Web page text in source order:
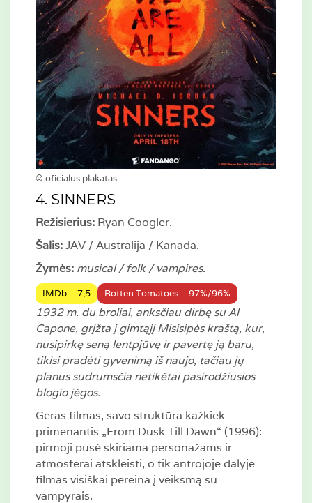
© oficialus plakatas
4. SINNERS
Režisierius:Ryan Coogler.
Šalis:JAV / Australija / Kanada.
Žymės: musical / folk / vampires.
IMDb – 7,5 Rotten Tomatoes – 97%/96%
1932 m. du broliai, anksčiau dirbę su Al
Capone, grįžta į gimtąjį Misisipės kraštą, kur,
nusipirkę seną lentpjūvę ir pavertę ją baru,
tikisi pradėti gyvenimą iš naujo, tačiau jų
planus sudrumsčia netikėtai pasirodžiusios
blogio jėgos.
Geras filmas, savo struktūra kažkiek
primenantis „From Dusk Till Dawn“ (1996):
pirmoji pusė skiriama personažams ir
atmosferai atskleisti, o tik antrojoje dalyje
filmas visiškai pereina į veiksmą su
vampyrais.